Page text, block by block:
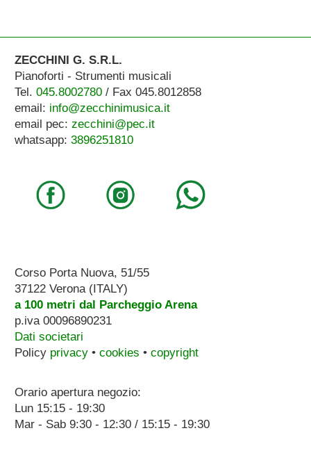
ZECCHINI G. S.R.L.
Pianoforti - Strumenti musicali
Tel. 045.8002780/ Fax 045.8012858
email: info@zecchinimusica.it
email pec: zecchini@pec.it
whatsapp: 3896251810
Corso Porta Nuova, 51/55
37122 Verona (ITALY)
a 100 metri dal Parcheggio Arena
p.iva 00096890231
Dati societari
Policy privacy• cookies • copyright
Orario apertura negozio:
Lun 15:15 - 19:30
Mar - Sab 9:30 - 12:30 / 15:15 - 19:30